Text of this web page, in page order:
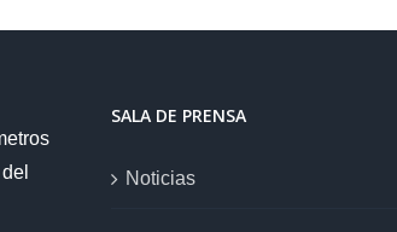
SALA DE PRENSA
Noticias